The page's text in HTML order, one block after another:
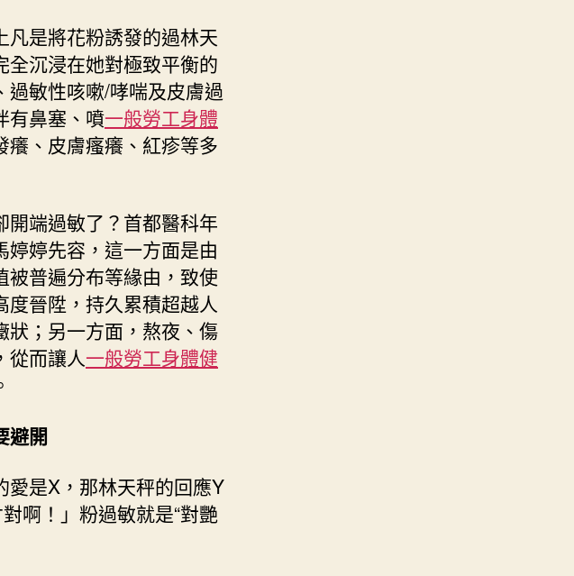
凡是將花粉誘發的過林天
沉浸在她對極致平衡的
敏性咳嗽/哮喘及皮膚過
有鼻塞、噴一般勞工身體
癢、皮膚瘙癢、紅疹等多
端過敏了？首都醫科年
婷先容，這一方面是由
被普遍分布等緣由，致使
度晉陞，持久累積超越人
狀；另一方面，熬夜、傷
從而讓人一般勞工身體健
避開
愛是X，那林天秤的回應Y
啊！」粉過敏就是“對艷